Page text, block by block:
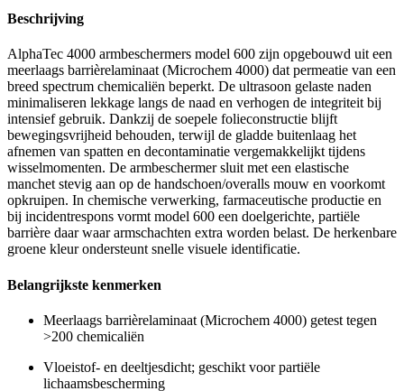
Beschrijving
AlphaTec 4000 armbeschermers model 600 zijn opgebouwd uit een
meerlaags barrièrelaminaat (Microchem 4000) dat permeatie van een
breed spectrum chemicaliën beperkt. De ultrasoon gelaste naden
minimaliseren lekkage langs de naad en verhogen de integriteit bij
intensief gebruik. Dankzij de soepele folieconstructie blijft
bewegingsvrijheid behouden, terwijl de gladde buitenlaag het
afnemen van spatten en decontaminatie vergemakkelijkt tijdens
wisselmomenten. De armbeschermer sluit met een elastische
manchet stevig aan op de handschoen/overalls mouw en voorkomt
opkruipen. In chemische verwerking, farmaceutische productie en
bij incidentrespons vormt model 600 een doelgerichte, partiële
barrière daar waar armschachten extra worden belast. De herkenbare
groene kleur ondersteunt snelle visuele identificatie.
Belangrijkste kenmerken
Meerlaags barrièrelaminaat (Microchem 4000) getest tegen
>200 chemicaliën
Vloeistof- en deeltjesdicht; geschikt voor partiële
lichaamsbescherming